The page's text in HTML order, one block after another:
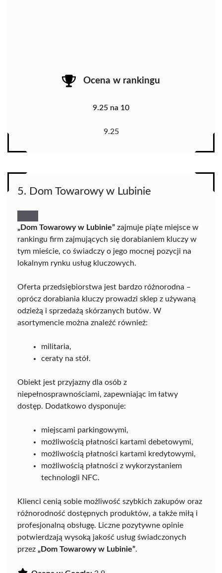
Ocena w rankingu
9.25 na 10
9.25
5. Dom Towarowy w Lubinie
„Dom Towarowy w Lubinie” zajmuje piąte miejsce w
rankingu firm zajmujących się dorabianiem kluczy w
tym mieście, co świadczy o jego mocnej pozycji na
lokalnym rynku usług kluczowych.
Oferta przedsiębiorstwa jest bardzo różnorodna –
oprócz dorabiania kluczy prowadzi sklep z używaną
odzieżą i sprzedażą skórzanych butów. W
asortymencie można znaleźć również:
militaria,
ceraty na stół.
Obiekt jest przyjazny dla osób z
niepełnosprawnościami, zapewniając im łatwy
dostęp. Dodatkowo dysponuje:
miejscami parkingowymi,
możliwością płatności kartami debetowymi,
możliwością płatności kartami kredytowymi,
możliwością płatności z wykorzystaniem
technologii NFC.
Klienci cenią sobie możliwość szybkich zakupów oraz
różnorodność dostępnych produktów, a także miłą i
profesjonalną obsługę. Liczne pozytywne opinie
potwierdzają wysoką jakość usług świadczonych
przez „Dom Towarowy w Lubinie”.